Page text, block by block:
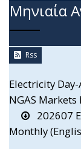
Μηνιαία
Rss
Electricity
NGAS
202607
Monthly